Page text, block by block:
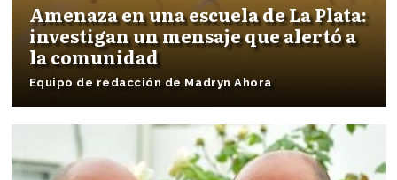
Amenaza en una escuela de La Plata:
investigan un mensaje que alertó a
la comunidad
Equipo de redacción de Madryn Ahora